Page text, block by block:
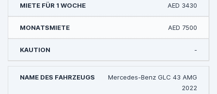
AED 3430
AED 7500
-
Mercedes-Benz GLC 43 AMG
2022